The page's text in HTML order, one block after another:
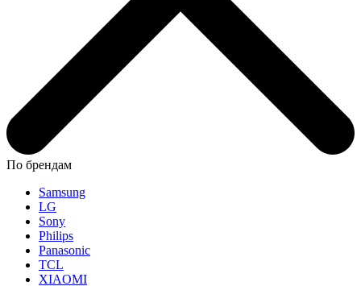
По брендам
Samsung
LG
Sony
Philips
Panasonic
TCL
XIAOMI